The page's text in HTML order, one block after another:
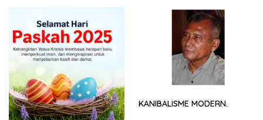
KANIBALISME MODERN.